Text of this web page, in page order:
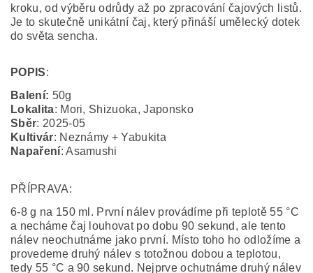
kroku, od výběru odrůdy až po zpracování čajových listů.
Je to skutečně unikátní čaj, který přináší umělecký dotek
do světa sencha.
POPIS:
Balení: 50g
Lokalita: Mori, Shizuoka, Japonsko
Sběr: 2025-05
Kultivár: Neznámy + Yabukita
Napaření: Asamushi
PŘÍPRAVA:
6-8 g na 150 ml. První nálev provádíme při teplotě 55 °C
a necháme čaj louhovat po dobu 90 sekund, ale tento
nálev neochutnáme jako první. Místo toho ho odložíme a
provedeme druhý nálev s totožnou dobou a teplotou,
tedy 55 °C a 90 sekund. Nejprve ochutnáme druhý nálev